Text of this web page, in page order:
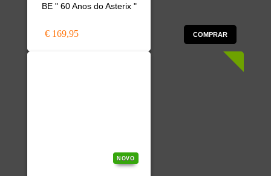
BE " 60 Anos do Asterix "
€ 169,95 COMPRAR
NOVO